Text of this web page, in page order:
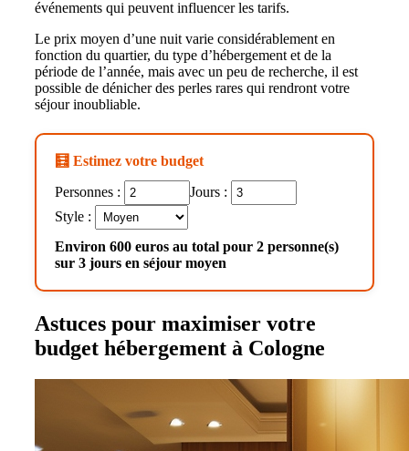
événements qui peuvent influencer les tarifs.
Le prix moyen d’une nuit varie considérablement en
fonction du quartier, du type d’hébergement et de la
période de l’année, mais avec un peu de recherche, il est
possible de dénicher des perles rares qui rendront votre
séjour inoubliable.
🧮 Estimez votre budget
Personnes :
Jours :
Style :
Environ 600 euros au total pour 2 personne(s)
sur 3 jours en séjour moyen
Astuces pour maximiser votre
budget hébergement à Cologne